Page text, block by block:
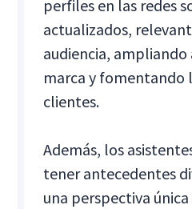
perfiles en las redes
actualizados,
audiencia, ampliando
marca y fomentando
clientes.
Además, los
tener antecedentes
una perspectiva